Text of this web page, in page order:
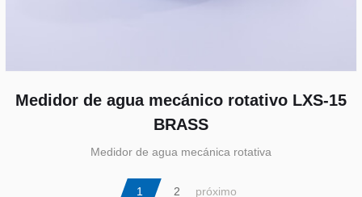
Medidor de agua mecánico rotativo LXS-15
BRASS
Medidor de agua mecánica rotativa
1 2 próximo